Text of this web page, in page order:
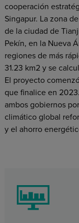
cooperación
Singapur. La zona
de la ciudad de
Pekín, en la Nueva
regiones de más
31.23 km2 y se
El proyecto
que finalice en
ambos gobiernos
climático global
y el ahorro